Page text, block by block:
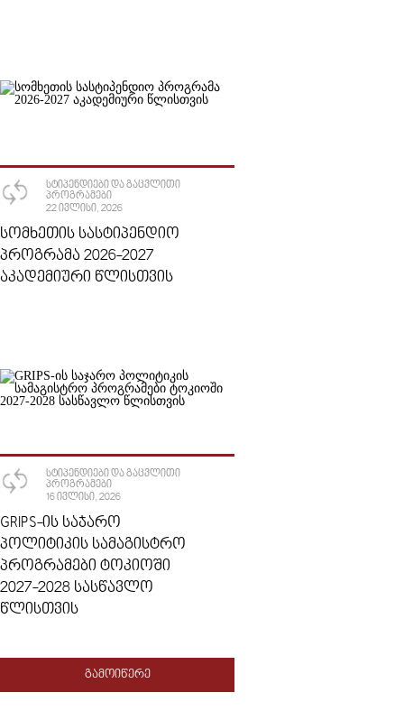
ᲡᲢᲘᲞᲔᲜᲓᲘᲔᲑᲘ ᲓᲐ ᲒᲐᲪᲕᲚᲘᲗᲘ
ᲞᲠᲝᲒᲠᲐᲛᲔᲑᲘ
22 ᲘᲕᲚᲘᲡᲘ, 2026
ᲡᲝᲛᲮᲔᲗᲘᲡ ᲡᲐᲡᲢᲘᲞᲔᲜᲓᲘᲝ
ᲞᲠᲝᲒᲠᲐᲛᲐ 2026-2027
ᲐᲙᲐᲓᲔᲛᲘᲣᲠᲘ ᲬᲚᲘᲡᲗᲕᲘᲡ
ᲡᲢᲘᲞᲔᲜᲓᲘᲔᲑᲘ ᲓᲐ ᲒᲐᲪᲕᲚᲘᲗᲘ
ᲞᲠᲝᲒᲠᲐᲛᲔᲑᲘ
16 ᲘᲕᲚᲘᲡᲘ, 2026
GRIPS-ᲘᲡ ᲡᲐᲯᲐᲠᲝ
ᲞᲝᲚᲘᲢᲘᲙᲘᲡ ᲡᲐᲛᲐᲒᲘᲡᲢᲠᲝ
ᲞᲠᲝᲒᲠᲐᲛᲔᲑᲘ ᲢᲝᲙᲘᲝᲨᲘ
2027-2028 ᲡᲐᲡᲬᲐᲕᲚᲝ
ᲬᲚᲘᲡᲗᲕᲘᲡ
ᲒᲐᲛᲝᲘᲬᲔᲠᲔ